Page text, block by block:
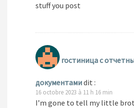
stuff you post
гостиница с
документамиdit :
16 octobre 2023 à 11 h 16 min
I’m gone to tell my little